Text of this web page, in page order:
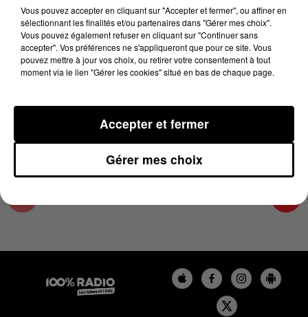
29 octobre 2024 - 1 min 14 sec
L'AGENDA DU COMMINGES DU 29/10/2024 À
16H39
L'AGENDA DU COMMINGES
Vous pouvez accepter en cliquant sur "Accepter et fermer", ou affiner en
sélectionnant les finalités et/ou partenaires dans "Gérer mes choix".
Vous pouvez également refuser en cliquant sur "Continuer sans
accepter". Vos préférences ne s'appliqueront que pour ce site. Vous
pouvez mettre à jour vos choix, ou retirer votre consentement à tout
moment via le lien "Gérer les cookies" situé en bas de chaque page.
Gérer mes choix
Accepter et fermer